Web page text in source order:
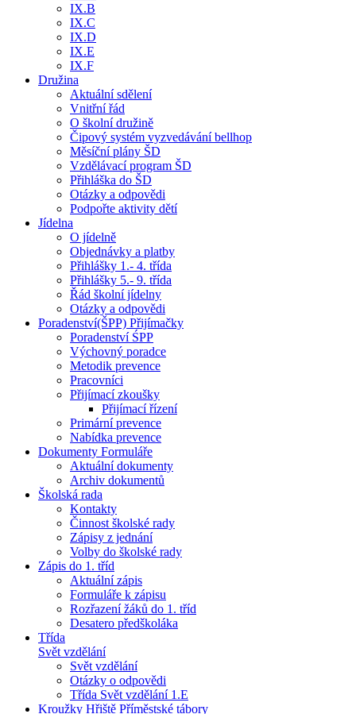
IX.B
IX.C
IX.D
IX.E
IX.F
Družina
Aktuální sdělení
Vnitřní řád
O školní družině
Čipový systém vyzvedávání bellhop
Měsíční plány ŠD
Vzdělávací program ŠD
Přihláška do ŠD
Otázky a odpovědi
Podpořte aktivity dětí
Jídelna
O jídelně
Objednávky a platby
Přihlášky 1.- 4. třída
Přihlášky 5.- 9. třída
Řád školní jídelny
Otázky a odpovědi
Poradenství(ŠPP) Přijímačky
Poradenství ŚPP
Výchovný poradce
Metodik prevence
Pracovníci
Přijímací zkoušky
Přijímací řízení
Primární prevence
Nabídka prevence
Dokumenty Formuláře
Aktuální dokumenty
Archiv dokumentů
Školská rada
Kontakty
Činnost školské rady
Zápisy z jednání
Volby do školské rady
Zápis do 1. tříd
Aktuální zápis
Formuláře k zápisu
Rozřazení žáků do 1. tříd
Desatero předškoláka
Třída
Svět vzdělání
Svět vzdělání
Otázky o odpovědi
Třída Svět vzdělání 1.E
Kroužky Hřiště Příměstské tábory